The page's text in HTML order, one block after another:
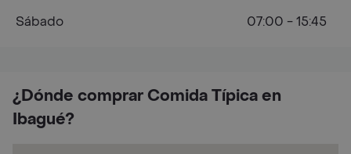
¿Dónde comprar Comida Típica en
Ibagué?
Sábado
07:00 - 15:45